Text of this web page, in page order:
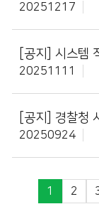
20251217
[공지] 시스템
20251111
[공지] 경찰청
20250924
1 2